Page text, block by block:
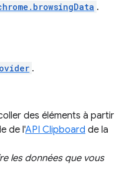
.
.
des éléments à partir
de l'API Clipboard de la
les données que vous